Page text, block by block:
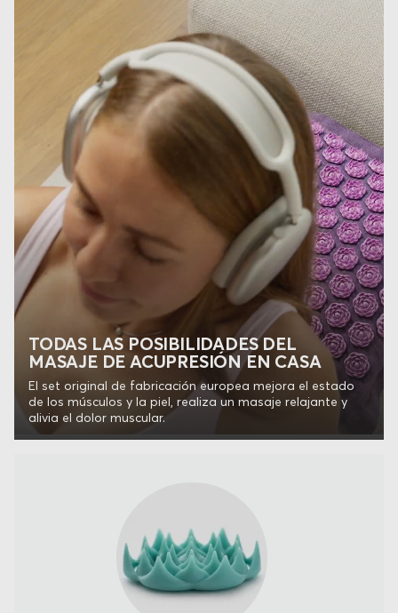
TODAS LAS POSIBILIDADES DEL
MASAJE DE ACUPRESIÓN EN CASA
El set original de fabricación europea mejora el estado
de los músculos y la piel, realiza un masaje relajante y
alivia el dolor muscular.